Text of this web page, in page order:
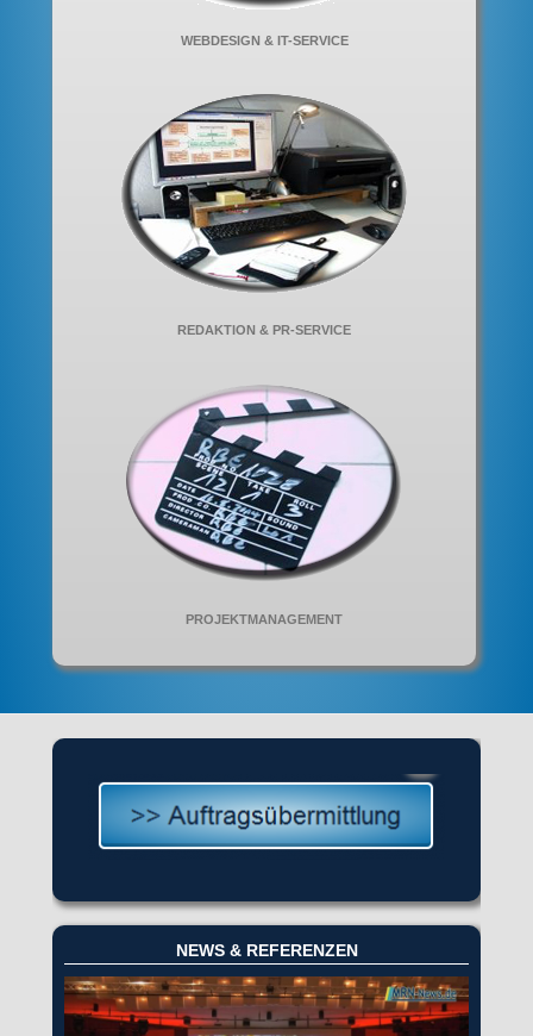
WEBDESIGN & IT-SERVICE
REDAKTION & PR-SERVICE
PROJEKTMANAGEMENT
NEWS & REFERENZEN